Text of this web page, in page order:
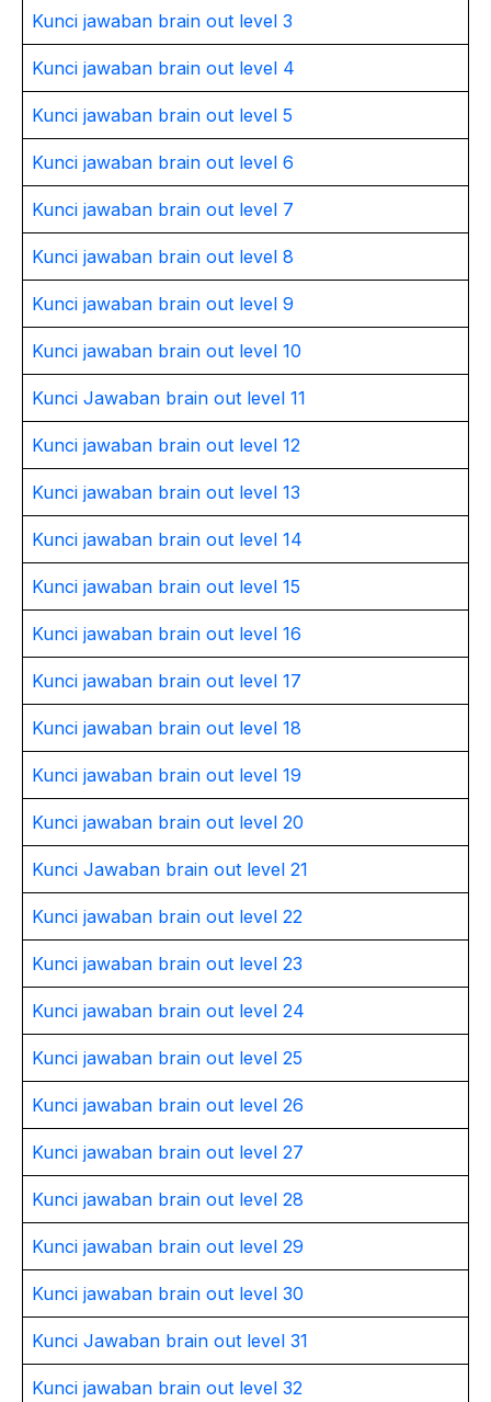
Kunci jawaban brain out level 3
Kunci jawaban brain out level 4
Kunci jawaban brain out level 5
Kunci jawaban brain out level 6
Kunci jawaban brain out level 7
Kunci jawaban brain out level 8
Kunci jawaban brain out level 9
Kunci jawaban brain out level 10
Kunci Jawaban brain out level 11
Kunci jawaban brain out level 12
Kunci jawaban brain out level 13
Kunci jawaban brain out level 14
Kunci jawaban brain out level 15
Kunci jawaban brain out level 16
Kunci jawaban brain out level 17
Kunci jawaban brain out level 18
Kunci jawaban brain out level 19
Kunci jawaban brain out level 20
Kunci Jawaban brain out level 21
Kunci jawaban brain out level 22
Kunci jawaban brain out level 23
Kunci jawaban brain out level 24
Kunci jawaban brain out level 25
Kunci jawaban brain out level 26
Kunci jawaban brain out level 27
Kunci jawaban brain out level 28
Kunci jawaban brain out level 29
Kunci jawaban brain out level 30
Kunci Jawaban brain out level 31
Kunci jawaban brain out level 32